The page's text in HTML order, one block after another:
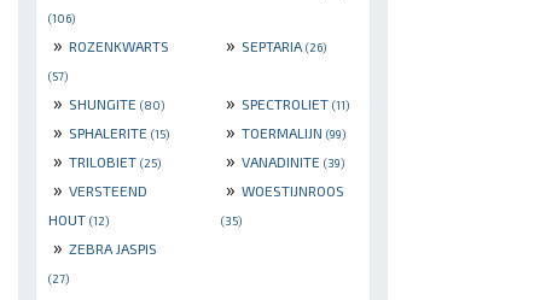
(106)
» ROZENKWARTS
(57)
» SEPTARIA (26)
» SHUNGITE (80) » SPECTROLIET (11)
» SPHALERITE (15) » TOERMALIJN (99)
» TRILOBIET (25) » VANADINITE (39)
» VERSTEEND
HOUT (12)
» WOESTIJNROOS
(35)
» ZEBRA JASPIS
(27)